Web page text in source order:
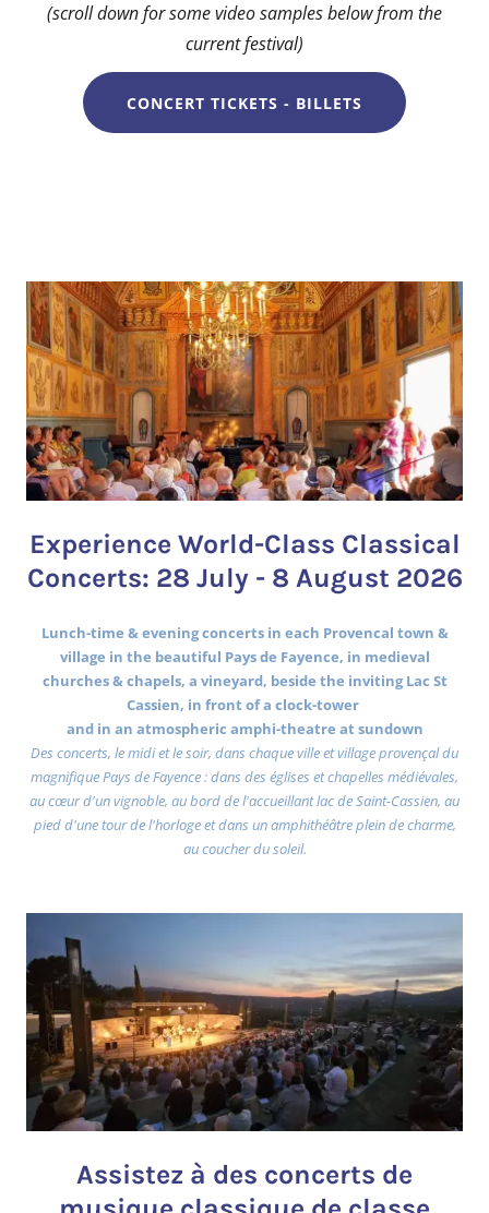
(scroll down for some video samples below from the
current festival)
CONCERT TICKETS - BILLETS
Experience World-Class Classical
Concerts: 28 July - 8 August 2026
Lunch-time & evening concerts in each Provencal town &
village in the beautiful Pays de Fayence, in medieval
churches & chapels, a vineyard, beside the inviting Lac St
Cassien, in front of a clock-tower
and in an atmospheric amphi-theatre at sundown
Des concerts, le midi et le soir, dans chaque ville et village provençal du
magnifique Pays de Fayence : dans des églises et chapelles médiévales,
au cœur d'un vignoble, au bord de l'accueillant lac de Saint-Cassien, au
pied d'une tour de l'horloge et dans un amphithéâtre plein de charme,
au coucher du soleil.
Assistez à des concerts de